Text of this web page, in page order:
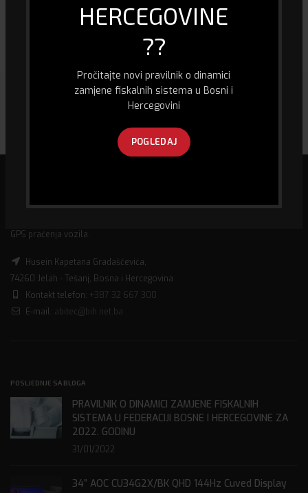
HERCEGOVINE
??
Pročitajte novi pravilnik o dinamici
zamjene fiskalnih sistema u Bosni i
Hercegovini
POGLEDAJ
HDMI Switch – 3 ulaza 1 izlaz
Meteorološka stanica Nedis –
Sat/Alarm
GPS praćenja vozila.
Husein Kapetana Gradaščevića,
74260 Jelah - Tešanj, Bosna i Hercegovina
Kontakt telefon: +387 32 667 300
E-mail: abitec@bih.net.ba
POSLJEDNJE SA BLOGA
PRAVILNIK O DINAMICI ZAMJENE FISKALNIH
SISTEMA U FEDERACIJI BOSNE I HERCEGOVINE ZA
2022. GODINU
31/01/2022
34” AOC CU34G2X/BK QHD 144Hz Cuved Display